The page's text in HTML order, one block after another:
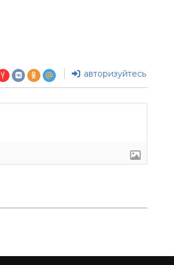
авторизуйтесь